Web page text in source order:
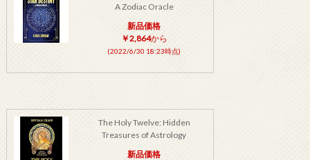
A Zodiac Oracle
新品価格
￥2,864から
(2022/6/30 18:23時点)
The Holy Twelve: Hidden
Treasures of Astrology
新品価格